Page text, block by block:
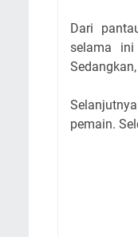
Dari
selama
Sedangkan,
pemain.